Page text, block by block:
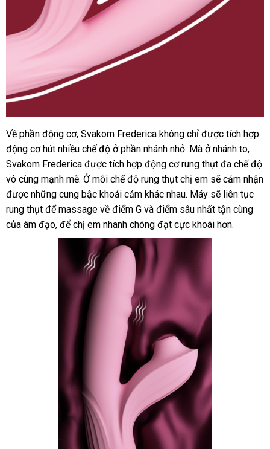
Dương
vật
giả
đa
Svakom
Frederica
rung
Về phần động cơlớn
, Svakom Frederica không chỉ siêu
thị
được tích hợp
động cơ hút nhiều chế độ ở phần nhánh nhỏMỹ
. Mà ở nhánh tohàng
giả
,
Svakom Frederica nhập
khẩu
được tích hợp động cơ rung thụt đa chế độ
vô cùng mạnh mẽở
đâu
. Ở mỗi chế độ rung thụt chị em giao
hàng
sẽ cảm nhận
rẻ
nhất
được hàng
Hiệu
những cung bậc khoái cảm khác nhauqua
app
. Máy dễ
dàng
sẽ liên tục
rung thụt đăng
ký
để massage về điểm G online
và điểm sâu nhất tận cùng
của âm đạoPháp
, tổng
hợp
để chị em nhanh chóng đạt cực khoái hơn.